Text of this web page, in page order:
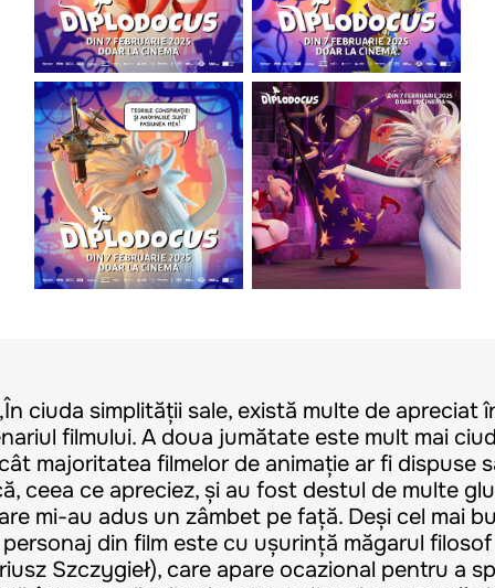
ciuda simplității sale, există multe de apreciat
filmului. A doua jumătate este mult mai
majoritatea filmelor de animație ar fi dispuse
ceea ce apreciez, și au fost destul de multe
mi-au adus un zâmbet pe față. Deși cel mai
personaj din film este cu ușurință măgarul filosof
Szczygieł), care apare ocazional pentru a